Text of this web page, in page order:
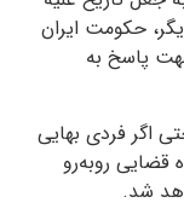
حکومت ایران
پاسخ به
اگر فردی بهایی
قضایی روبه‌رو
شد.